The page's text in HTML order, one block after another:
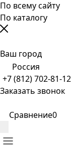
По всему сайту
По каталогу
Ваш город
Россия
+7 (812) 702-81-12
Заказать звонок
Сравнение0